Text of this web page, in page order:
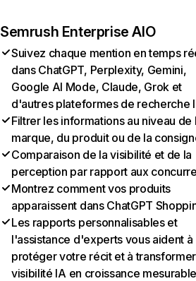
Semrush Enterprise AIO
Suivez chaque mention en temps
dans ChatGPT, Perplexity, Gemini,
Google AI Mode, Claude, Grok et
d'autres plateformes de recherche
Filtrer les informations au niveau de
marque, du produit ou de la
Comparaison de la visibilité et de la
perception par rapport aux
Montrez comment vos produits
apparaissent dans ChatGPT
Les rapports personnalisables et
l'assistance d'experts vous aident à
protéger votre récit et à
visibilité IA en croissance